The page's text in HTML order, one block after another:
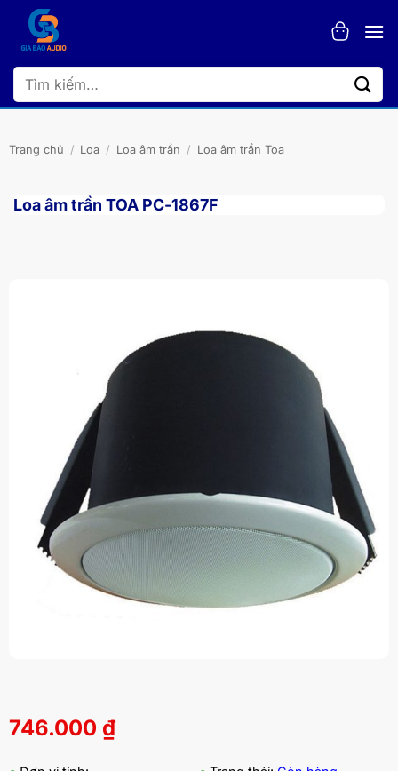
dung
Tìm
kiếm:
Trang chủ / Loa / Loa âm trần / Loa âm trần Toa
Loa âm trần TOA PC-1867F
746.000 ₫